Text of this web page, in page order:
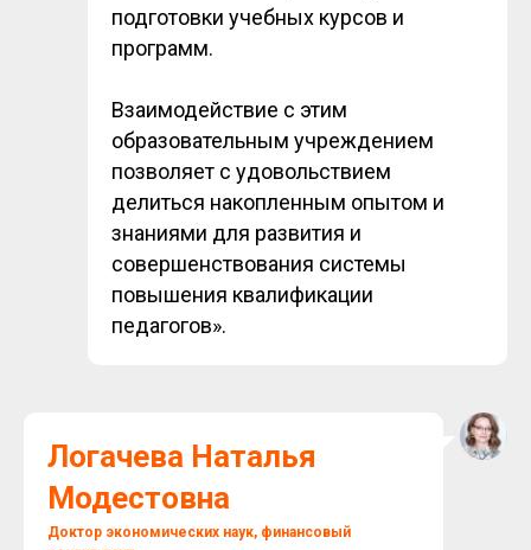
подготовки учебных курсов и
программ.
Взаимодействие с этим
образовательным учреждением
позволяет с удовольствием
делиться накопленным опытом и
знаниями для развития и
совершенствования системы
повышения квалификации
педагогов».
Логачева Наталья
Модестовна
Доктор экономических наук, финансовый